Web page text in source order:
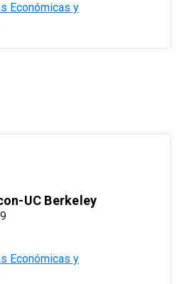
Económicas y
UC Berkeley
Económicas y